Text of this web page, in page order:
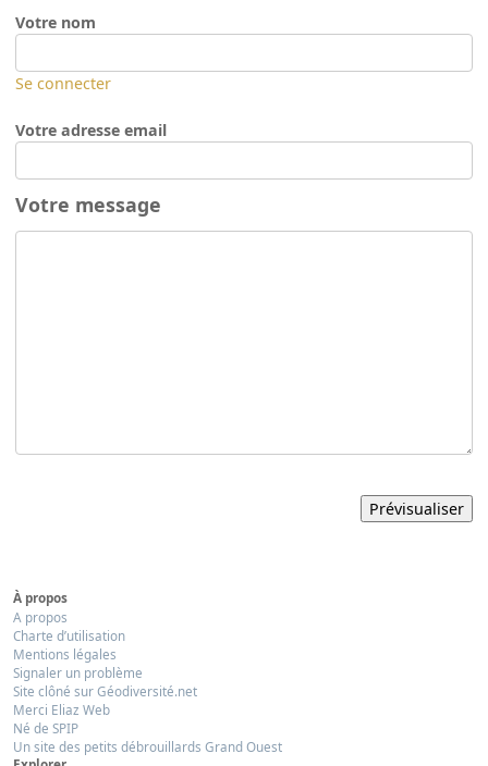
Votre nom
Se connecter
Votre adresse email
Votre message
À propos
A propos
Charte d’utilisation
Mentions légales
Signaler un problème
Site clôné sur Géodiversité.net
Merci Eliaz Web
Né de SPIP
Un site des petits débrouillards Grand Ouest